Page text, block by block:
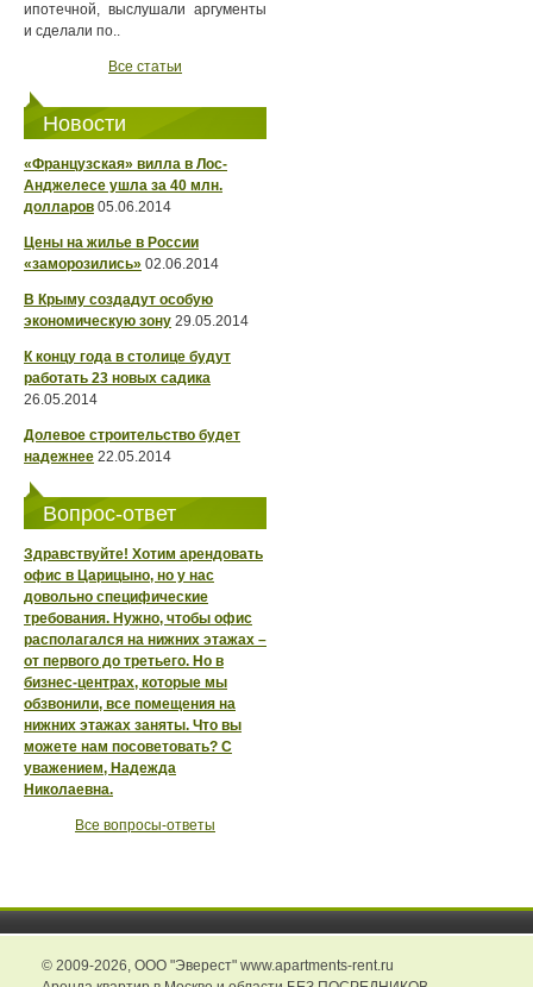
ипотечной, выслушали аргументы
и сделали по..
Все статьи
Новости
«Французская» вилла в Лос-
Анджелесе ушла за 40 млн.
долларов 05.06.2014
Цены на жилье в России
«заморозились» 02.06.2014
В Крыму создадут особую
экономическую зону 29.05.2014
К концу года в столице будут
работать 23 новых садика
26.05.2014
Долевое строительство будет
надежнее 22.05.2014
Вопрос-ответ
Здравствуйте! Хотим арендовать
офис в Царицыно, но у нас
довольно специфические
требования. Нужно, чтобы офис
располагался на нижних этажах –
от первого до третьего. Но в
бизнес-центрах, которые мы
обзвонили, все помещения на
нижних этажах заняты. Что вы
можете нам посоветовать? С
уважением, Надежда
Николаевна.
Все вопросы-ответы
© 2009-2026, ООО "Эверест" www.apartments-rent.ru